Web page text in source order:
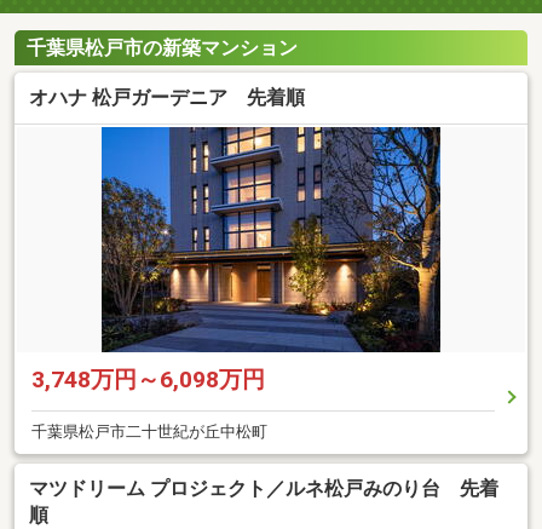
千葉県松戸市の新築マンション
オハナ 松戸ガーデニア 先着順
3,748万円～6,098万円
千葉県松戸市二十世紀が丘中松町
マツドリーム プロジェクト／ルネ松戸みのり台 先着
順